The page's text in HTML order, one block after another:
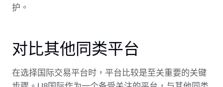
护。
对比其他同类平台
在选择国际交易平台时，平台比较是至关重要的关键